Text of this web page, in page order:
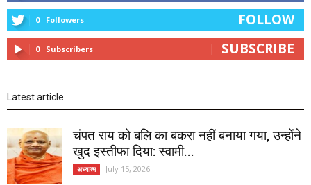
0 Followers FOLLOW
0 Subscribers SUBSCRIBE
Latest article
चंपत राय को बलि का बकरा नहीं बनाया गया, उन्होंने
खुद इस्तीफा दिया: स्वामी...
अध्यात्म July 15, 2026